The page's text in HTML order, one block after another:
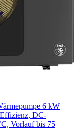
6 kW
DC-
Vorlauf bis 75